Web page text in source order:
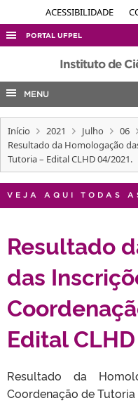
ACESSIBILIDADE
PORTAL UFPEL
ACESSO À INFORMAÇÃO
AUDITORIA
COBALTO
CONCURSOS
EDITAIS
TELEFONES
Instituto de
MENU
Início 2021 Julho
06
Resultado da Homologação
Tutoria – Edital CLHD 04/2021.
VEJA AQUI TODAS
Resultado
das
Edital
Resultado da
Coordenação de